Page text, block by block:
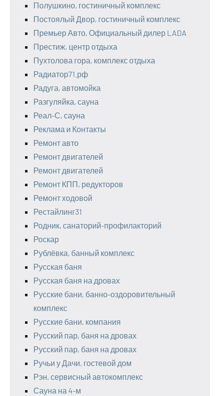
Полушкино, гостиничный комплекс
Постоялый Двор, гостиничный комплекс
Премьер Авто, Официальный дилер LADA
Престиж, центр отдыха
Пухтолова гора, комплекс отдыха
Радиатор71.рф
Радуга, автомойка
Разгуляйка, сауна
Реал-С, сауна
Реклама и Контакты
Ремонт авто
Ремонт двигателей
Ремонт двигателей
Ремонт КПП, редукторов
Ремонт ходовой
Рестайлинг31
Родник, санаторий-профилакторий
Роскар
Рублёвка, банный комплекс
Русская баня
Русская баня на дровах
Русские бани, банно-оздоровительный
комплекс
Русские бани, компания
Русский пар, баня на дровах
Русский пар, баня на дровах
Ручьи у Дачи, гостевой дом
Рэн, сервисный автокомплекс
Сауна на 4-м